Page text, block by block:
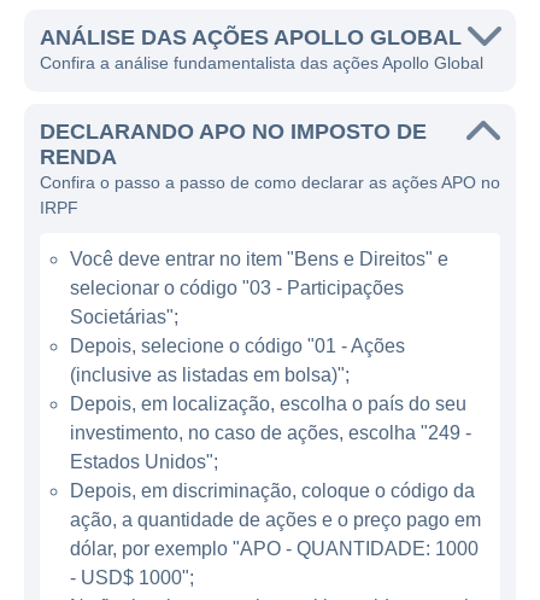
fornecer retornos atrativos para seus clientes
ao longo do tempo.
A Apollo atua principalmente como uma
gestora de fundos de private equity e crédito,
investindo em empresas de diversos setores,
buscando maximizar os retornos através de
reestruturação e melhoramentos
operacionais. Além disso, a empresa
também participa de investimentos em
imóveis e infraestrutura, utilizando sua
experiência para promover valor em
operações sob sua gestão.
ATUAÇÃO DA APOLLO GLOBAL
A atuação da Apollo Global é ampla e
diversificada, abrangendo diversas
ANÁLISE DAS AÇÕES APOLLO GLOBAL
Confira a análise fundamentalista das ações Apollo Global
DECLARANDO APO NO IMPOSTO DE
RENDA
Confira o passo a passo de como declarar as ações APO no
IRPF
Você deve entrar no item "Bens e Direitos" e
selecionar o código "03 - Participações
Societárias";
Depois, selecione o código "01 - Ações
(inclusive as listadas em bolsa)";
Depois, em localização, escolha o país do seu
investimento, no caso de ações, escolha "249 -
Estados Unidos";
Depois, em discriminação, coloque o código da
ação, a quantidade de ações e o preço pago em
dólar, por exemplo "APO - QUANTIDADE: 1000
- USD$ 1000";